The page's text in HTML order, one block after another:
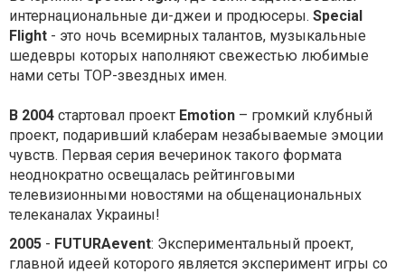
интернациональные ди-джеи и продюсеры. Special
Flight - это ночь всемирных талантов, музыкальные
шедевры которых наполняют свежестью любимые
нами сеты TOP-звездных имен.
В 2004 стартовал проект Emotion – громкий клубный
проект, подаривший клаберам незабываемые эмоции
чувств. Первая серия вечеринок такого формата
неоднократно освещалась рейтинговыми
телевизионными новостями на общенациональных
телеканалах Украины!
2005 - FUTURAevent: Экспериментальный проект,
главной идеей которого является эксперимент игры со